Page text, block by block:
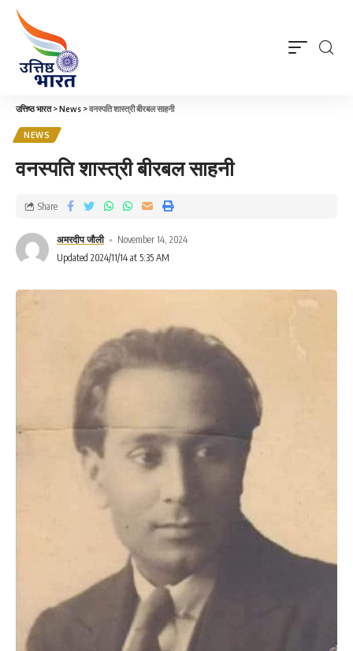
उत्तिष्ठ भारत>News >वनस्पति शास्त्री बीरबल साहनी
NEWS
वनस्पति शास्त्री बीरबल साहनी
अमरदीप जौली
November 14, 2024
Updated 2024/11/14 at 5:35 AM
Share